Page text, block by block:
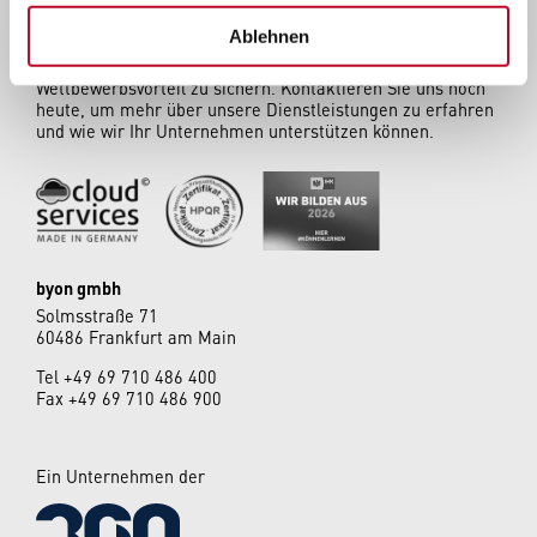
Ablehnen
Vertrauen Sie auf byon, um Ihre technologische
Transformation voranzutreiben und sich einen
Wettbewerbsvorteil zu sichern. Kontaktieren Sie uns noch
heute, um mehr über unsere Dienstleistungen zu erfahren
und wie wir Ihr Unternehmen unterstützen können.
byon gmbh
Solmsstraße 71
60486 Frankfurt am Main
Tel +49 69 710 486 400
Fax +49 69 710 486 900
Ein Unternehmen der